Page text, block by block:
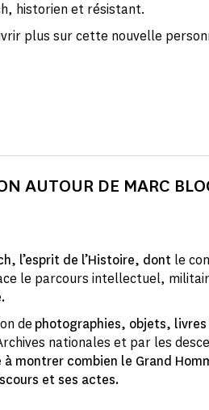
historien et résistant.
plus sur cette nouvelle
AUTOUR DE MARC
l’esprit de l’Histoire, dont le
le parcours intellectuel,
de photographies, objets,
nationales et par les
à montrer combien le Grand
et ses actes.